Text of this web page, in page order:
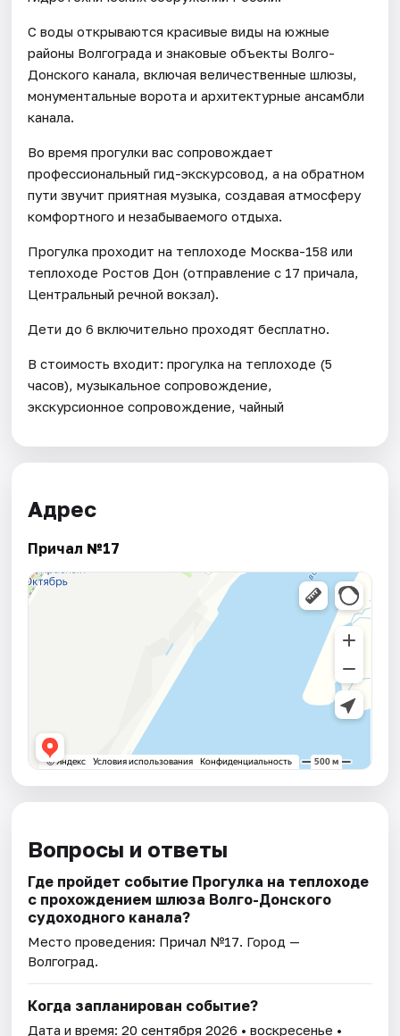
С воды открываются красивые виды на южные
районы Волгограда и знаковые объекты Волго-
Донского канала, включая величественные шлюзы,
монументальные ворота и архитектурные ансамбли
канала.
Во время прогулки вас сопровождает
профессиональный гид-экскурсовод, а на обратном
пути звучит приятная музыка, создавая атмосферу
комфортного и незабываемого отдыха.
Прогулка проходит на теплоходе Москва-158 или
теплоходе Ростов Дон (отправление с 17 причала,
Центральный речной вокзал).
Дети до 6 включительно проходят бесплатно.
В стоимость входит: прогулка на теплоходе (5
часов), музыкальное сопровождение,
экскурсионное сопровождение, чайный
Адрес
Причал №17
Вопросы и ответы
Где пройдет событие Прогулка на теплоходе
с прохождением шлюза Волго-Донского
судоходного канала?
Место проведения: Причал №17. Город —
Волгоград.
Когда запланирован событие?
Дата и время:20 сентября 2026 • воскресенье •